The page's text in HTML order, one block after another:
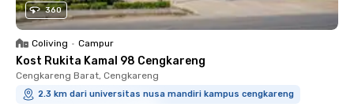
360
Coliving • Campur
Kost Rukita Kamal 98 Cengkareng
Cengkareng Barat, Cengkareng
2.3 km dari universitas nusa mandiri kampus cengkareng